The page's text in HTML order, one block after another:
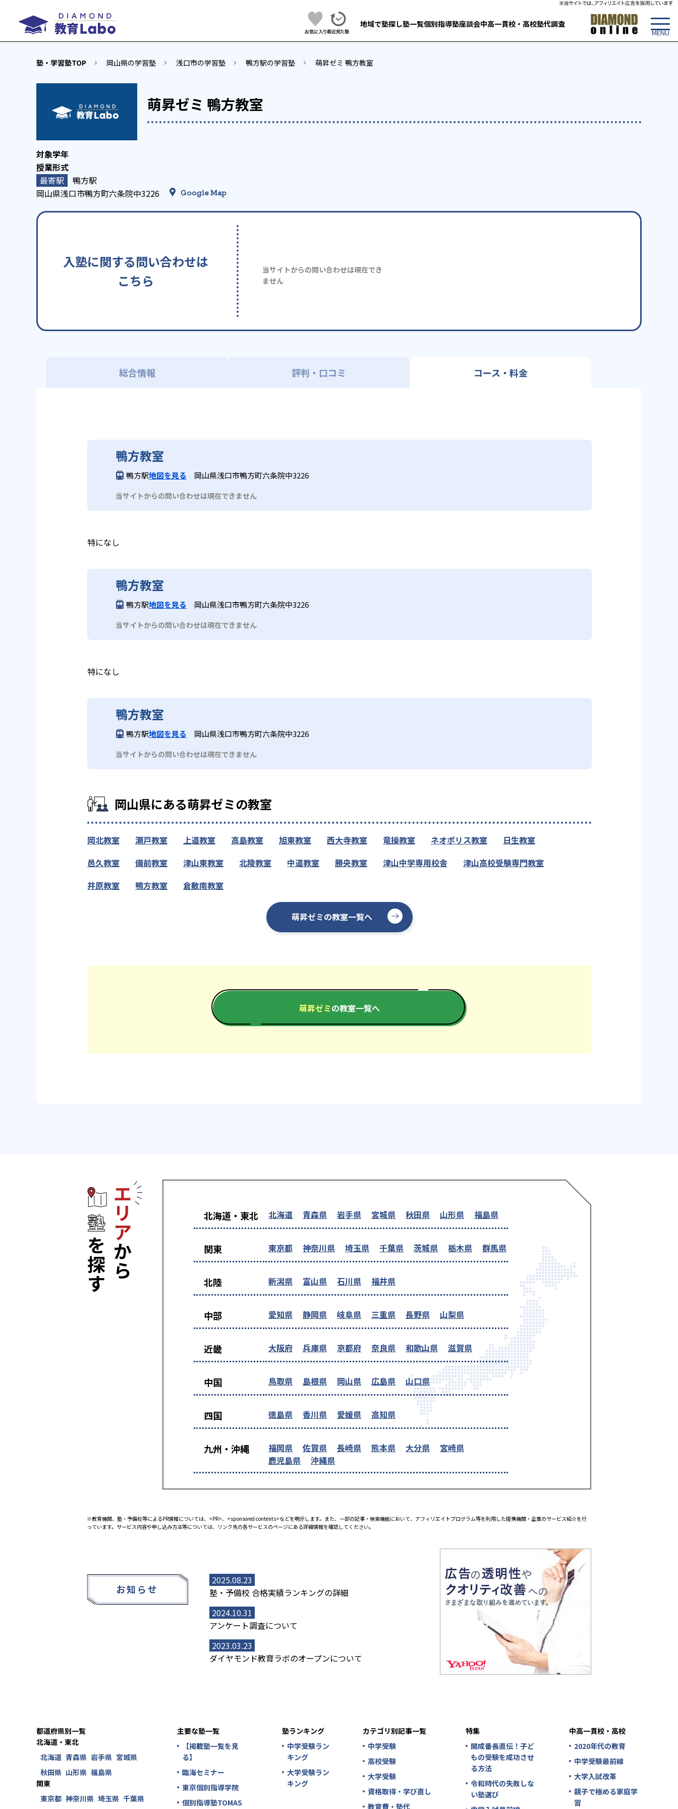
地域で塾探し塾一覧個別指導塾座談会中高一貫校・高校塾代調査
塾・学習塾TOP 岡山県の学習塾 浅口市の学習塾 鴨方駅の学習塾 萌昇ゼミ 鴨方教室
萌昇ゼミ 鴨方教室
鴨方駅
岡山県浅口市鴨方町六条院中3226
Google Map
入塾に関する問い合わせは
こちら
当サイトからの問い合わせは現在でき
ません
総合情報 評判・口コミ コース・料金
鴨方教室
鴨方駅地図を見る 岡山県浅口市鴨方町六条院中3226
当サイトからの問い合わせは現在できません
特になし
鴨方教室
鴨方駅地図を見る 岡山県浅口市鴨方町六条院中3226
当サイトからの問い合わせは現在できません
特になし
鴨方教室
鴨方駅地図を見る 岡山県浅口市鴨方町六条院中3226
当サイトからの問い合わせは現在できません
岡山県にある萌昇ゼミの教室
岡北教室 瀬戸教室 上道教室 高島教室 旭東教室 西大寺教室 竜操教室 ネオポリス教室
日生教室
邑久教室
備前教室 津山東教室 北陵教室 中道教室 勝央教室 津山中学専用校舎
津山高校受験専門教室
井原教室
鴨方教室 倉敷南教室
萌昇ゼミの教室一覧へ
萌昇ゼミの教室一覧へ
北海道・東北 北海道 青森県 岩手県 宮城県 秋田県 山形県 福島県
関東 東京都 神奈川県 埼玉県 千葉県 茨城県 栃木県 群馬県
北陸 新潟県 富山県 石川県 福井県
中部 愛知県 静岡県 岐阜県 三重県 長野県 山梨県
近畿 大阪府 兵庫県 京都府 奈良県 和歌山県 滋賀県
中国 鳥取県 島根県 岡山県 広島県 山口県
四国 徳島県 香川県 愛媛県 高知県
九州・沖縄 福岡県 佐賀県 長崎県 熊本県 大分県
宮崎県
鹿児島県
沖縄県
※教育機関、塾・予備校等によるPR情報については、<PR>、<sponsored contents>などを明示します。また、一部の記事・検索機能において、アフィリエイトプログラム等を利用した提携機関・企業のサービス紹介を行
っています。サービス内容や申し込み方法等については、リンク先の各サービスのページにある詳細情報を確認してください。
お知らせ
2025.08.23
塾・予備校 合格実績ランキングの詳細
2024.10.31
アンケート調査について
2023.03.23
ダイヤモンド教育ラボのオープンについて
都道府県別一覧
北海道・東北
北海道 青森県 岩手県 宮城県
秋田県 山形県 福島県
関東
東京都 神奈川県 埼玉県 千葉県
主要な塾一覧
【掲載塾一覧を見
る】
臨海セミナー
東京個別指導学院
個別指導塾TOMAS
塾ランキング
中学受験ラン
キング
大学受験ラン
キング
カテゴリ別記事一覧
中学受験
高校受験
大学受験
資格取得・学び直し
教育費・塾代
特集
開成番長直伝！子ど
もの受験を成功させ
る方法
令和時代の失敗しな
い塾選び
中高一貫校・高校
2020年代の教育
中学受験最前線
大学入試改革
親子で極める家庭学
習